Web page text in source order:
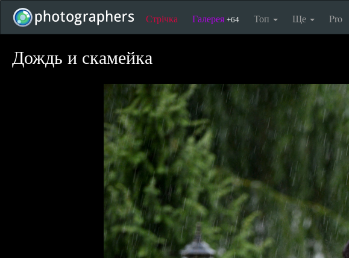
Стрічка Галерея +64 Топ Ще Pro
Дождь и скамейка